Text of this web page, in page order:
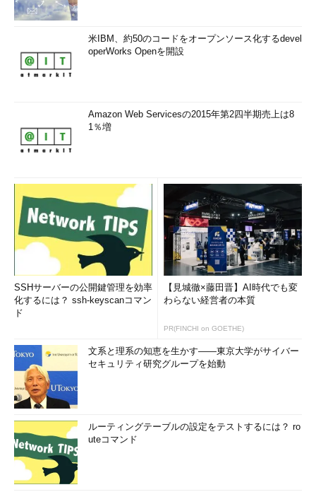
米IBM、約50のコードをオープンソース化するdevel
operWorks Openを開設
Amazon Web Servicesの2015年第2四半期売上は8
1％増
SSHサーバーの公開鍵管理を効率
化するには？ ssh-keyscanコマン
ド
【見城徹×藤田晋】AI時代でも変
わらない経営者の本質
PR(FINCHI on GOETHE)
文系と理系の知恵を生かす――東京大学がサイバー
セキュリティ研究グループを始動
ルーティングテーブルの設定をテストするには？ ro
uteコマンド